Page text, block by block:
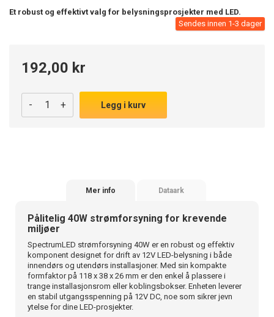
Et robust og effektivt valg for belysningsprosjekter med LED.
Sendes innen 1-3 dager
192,00 kr
- + Legg i kurv
Mer info Dataark
Pålitelig 40W strømforsyning for krevende
miljøer
SpectrumLED strømforsyning 40W er en robust og effektiv
komponent designet for drift av 12V LED-belysning i både
innendørs og utendørs installasjoner. Med sin kompakte
formfaktor på 118 x 38 x 26 mm er den enkel å plassere i
trange installasjonsrom eller koblingsbokser. Enheten leverer
en stabil utgangsspenning på 12V DC, noe som sikrer jevn
ytelse for dine LED-prosjekter.